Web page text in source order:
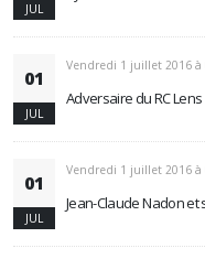
JUL
01
JUL
Vendredi 1 juillet 2016 à
Adversaire du RC
01
JUL
Vendredi 1 juillet 2016 à
Jean-Claude Nadon